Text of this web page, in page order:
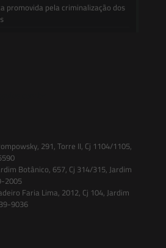
promovida pela criminalização dos
291, Torre II, Cj 1104/1105,
Botânico, 657, Cj 314/315, Jardim
2005
Faria Lima, 2012, Cj 104, Jardim
9036